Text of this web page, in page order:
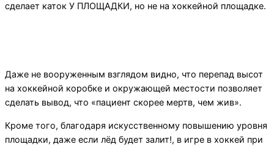
сделает каток У ПЛОЩАДКИ, но не на хоккейной площадке.
Даже не вооруженным взглядом видно, что перепад высот
на хоккейной коробке и окружающей местости позволяет
сделать вывод, что «пациент скорее мертв, чем жив».
Кроме того, благодаря искусственному повышению уровня
площадки, даже если лёд будет залит!, в игре в хоккей при